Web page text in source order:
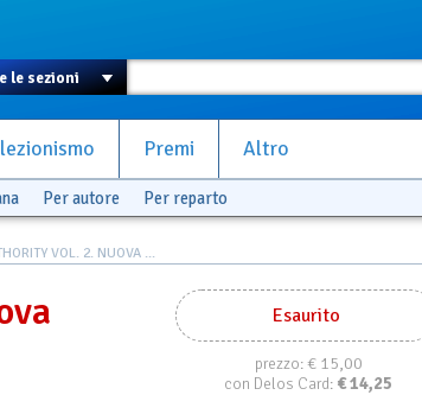
Premi Altro
Per autore Per reparto
VOL. 2. NUOVA ...
Esaurito
prezzo:€ 15,00
con Delos Card: €14,25